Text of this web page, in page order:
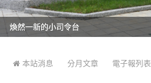
美麗的操場是我們活力的來源
美麗的操場是我們活力的來源
煥然一新的小司令台
煥然一新的小司令台
富含桃園埤塘田園風光意象的中廊
富含桃園埤塘田園風光意象的中廊
嶄新的中庭廣場
嶄新的中庭廣場
水生池生生不息
水生池生生不息
 本站消息 分月文章 電子報列表